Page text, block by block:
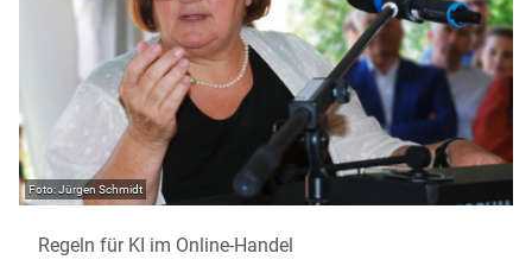
Jürgen Schmidt
Regeln für KI im Online-Handel